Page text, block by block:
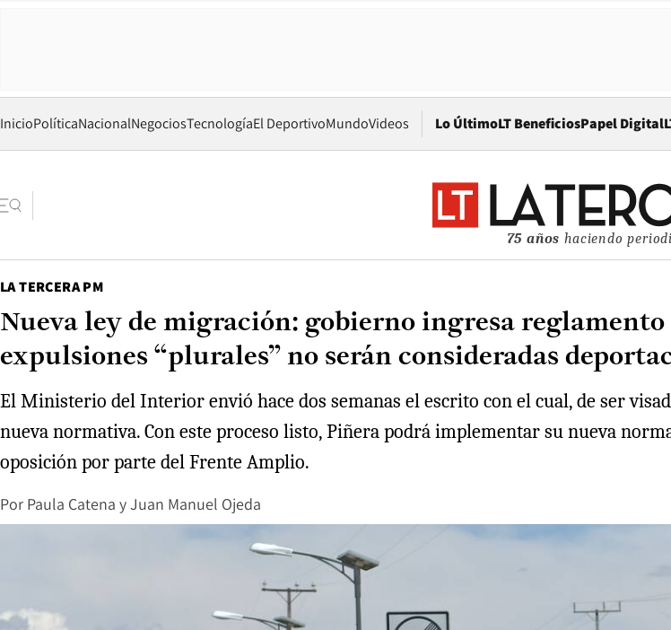
InicioPolíticaNacionalNegociosTecnologíaEl DeportivoMundoVideos Lo ÚltimoLT BeneficiosPapel Digital
75 años haciendo
LA TERCERA PM
Nueva ley de migración: gobierno ingresa
expulsiones “plurales” no serán consideradas
El Ministerio del Interior envió hace dos semanas el escrito con el cual, de ser
nueva normativa. Con este proceso listo, Piñera podrá implementar su nueva
oposición por parte del Frente Amplio.
Por Paula Catena yJuan Manuel Ojeda